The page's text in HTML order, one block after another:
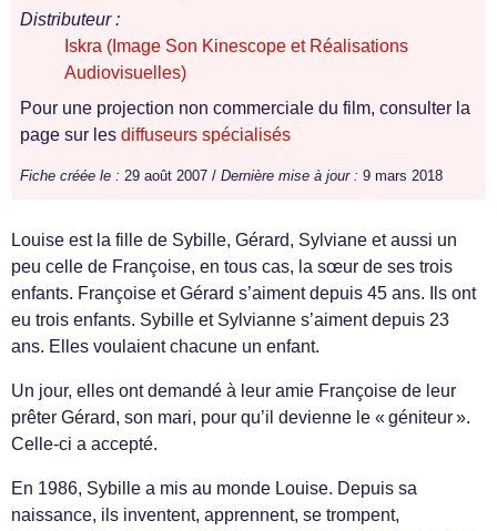
Distributeur :
Iskra (Image Son Kinescope et Réalisations
Audiovisuelles)
Pour une projection non commerciale du film, consulter la
page sur les diffuseurs spécialisés
Fiche créée le : 29 août 2007 / Dernière mise à jour : 9 mars 2018
Louise est la fille de Sybille, Gérard, Sylviane et aussi un
peu celle de Françoise, en tous cas, la sœur de ses trois
enfants. Françoise et Gérard s’aiment depuis 45 ans. Ils ont
eu trois enfants. Sybille et Sylvianne s’aiment depuis 23
ans. Elles voulaient chacune un enfant.
Un jour, elles ont demandé à leur amie Françoise de leur
prêter Gérard, son mari, pour qu’il devienne le « géniteur ».
Celle-ci a accepté.
En 1986, Sybille a mis au monde Louise. Depuis sa
naissance, ils inventent, apprennent, se trompent,